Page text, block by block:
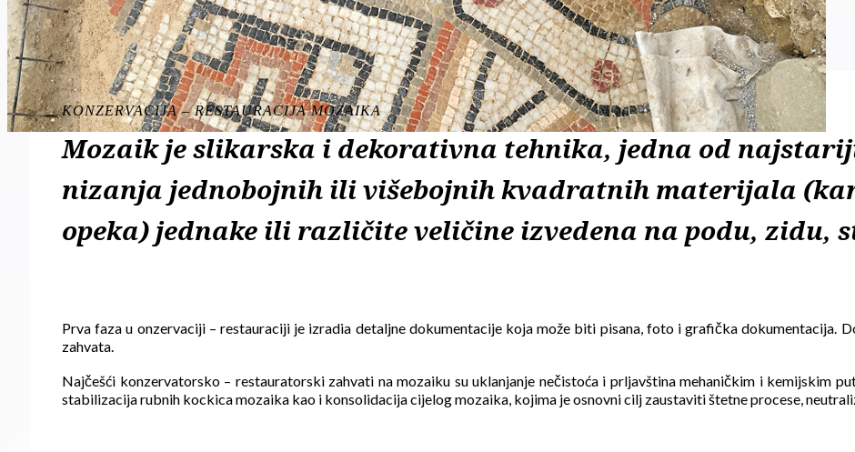
KONZERVACIJA – RESTAURACIJA MOZAIKA
Mozaik je slikarska i dekorativna tehnika, jedna od
nizanja jednobojnih ili višebojnih kvadratnih materijala
opeka) jednake ili različite veličine izvedena na podu, zidu,
Prva faza u onzervaciji – restauraciji je izradia detaljne dokumentacije koja može biti pisana, foto i grafička dokumentacija.
zahvata.
Najčešći konzervatorsko – restauratorski zahvati na mozaiku su uklanjanje nečistoća i prljavština mehaničkim i kemijskim
stabilizacija rubnih kockica mozaika kao i konsolidacija cijelog mozaika, kojima je osnovni cilj zaustaviti štetne procese,